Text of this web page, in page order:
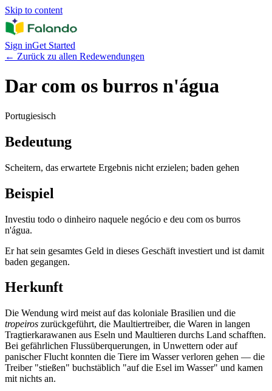
Skip to content
Sign inGet Started
← Zurück zu allen Redewendungen
Dar com os burros n'água
Portugiesisch
Bedeutung
Scheitern, das erwartete Ergebnis nicht erzielen; baden gehen
Beispiel
Investiu todo o dinheiro naquele negócio e deu com os burros
n'água.
Er hat sein gesamtes Geld in dieses Geschäft investiert und ist damit
baden gegangen.
Herkunft
Die Wendung wird meist auf das koloniale Brasilien und die
tropeiros zurückgeführt, die Maultiertreiber, die Waren in langen
Tragtierkarawanen aus Eseln und Maultieren durchs Land schafften.
Bei gefährlichen Flussüberquerungen, in Unwettern oder auf
panischer Flucht konnten die Tiere im Wasser verloren gehen — die
Treiber "stießen" buchstäblich "auf die Esel im Wasser" und kamen
mit nichts an.